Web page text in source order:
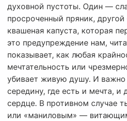
духовной пустоты. Один —
просроченный пряник,
квашеная капуста, которая
это предупреждение нам,
показывает, как любая
мечтательность или
убивает живую душу. И важно
середину, где есть и мечта, и
сердце. В противном случае
или «маниловым» —